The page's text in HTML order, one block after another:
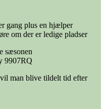
gang plus en hjælper
om der er ledige pladser
sæsonen
9907RQ
man blive tildelt tid efter